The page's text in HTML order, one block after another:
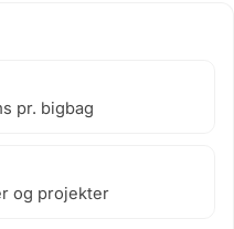
pr. bigbag
og projekter